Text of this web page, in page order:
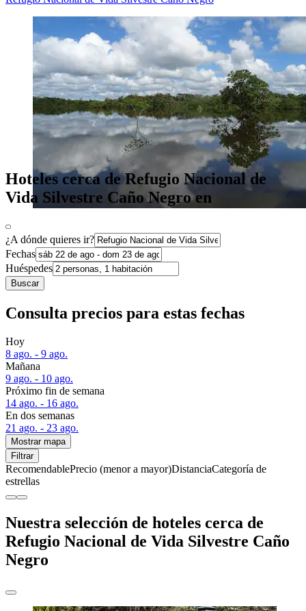
Hoteles cerca de Refugio Nacional de
Vida Silvestre Caño Negro en
¿A dónde quieres ir?
Fechas
Huéspedes
Buscar
Consulta precios para estas fechas
Hoy
8 ago. - 9 ago.
Mañana
9 ago. - 10 ago.
Próximo fin de semana
14 ago. - 16 ago.
En dos semanas
21 ago. - 23 ago.
Mostrar mapa
Filtrar
RecomendablePrecio (menor a mayor)DistanciaCategoría de
estrellas
Nuestra selección de hoteles cerca de
Refugio Nacional de Vida Silvestre Caño
Negro